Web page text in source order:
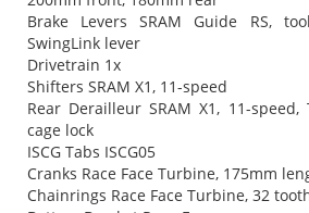
Brake Levers SRAM Guide RS,
SwingLink lever
Drivetrain 1x
Shifters SRAM X1, 11-speed
Rear Derailleur SRAM X1, 11-
cage lock
ISCG Tabs ISCG05
Cranks Race Face Turbine, 175mm
Chainrings Race Face Turbine, 32